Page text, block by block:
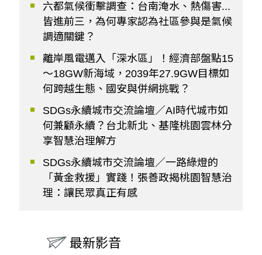
六都氣候衝擊調查：台南淹水、熱傷害...
皆進前三，為何專家認為社區參與是氣候
調適關鍵？
離岸風電邁入「深水區」！經濟部盤點15
～18GW新海域，2039年27.9GW目標如
何跨越生態、國安與併網挑戰？
SDGs永續城市交流論壇／AI時代城市如
何兼顧永續？台北新北、基隆桃園雲林分
享智慧治理解方
SDGs永續城市交流論壇／一路綠燈的
「黃金救援」實踐！張善政揭桃園智慧治
理：讓民眾真正有感
最新影音